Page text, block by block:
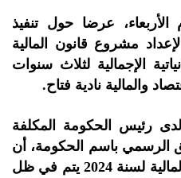
عرضا حول تنفيذ
العام لإعداد مشروع قانون المالية
الإجمالية لثلاث سنوات
لدى رئيس الحكومة المكلفة
الرسمي باسم الحكومة، أن
فتاح سجلت أن تنفيذ قانون المالية لسنة 2024 يتم في ظل